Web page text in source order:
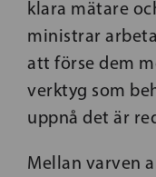
klara mätare
ministrar
att förse dem
verktyg som
uppnå det är
Mellan varven